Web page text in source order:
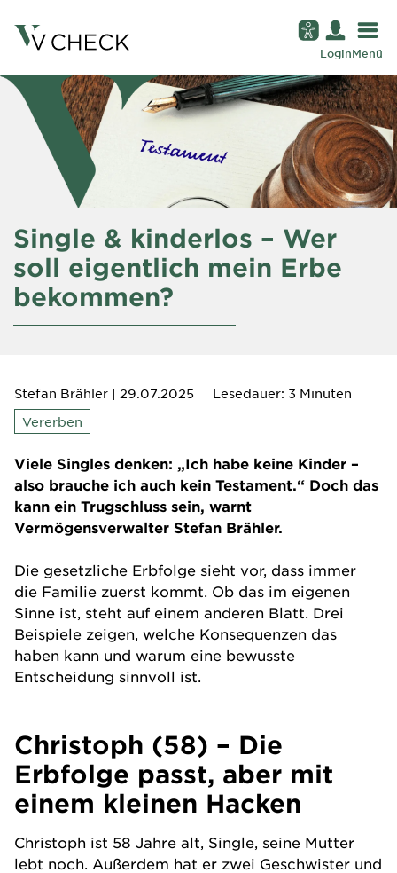
LoginMenü
Single & kinderlos – Wer
soll eigentlich mein Erbe
bekommen?
Stefan Brähler | 29.07.2025
Lesedauer: 3 Minuten
Vererben
Viele Singles denken: „Ich habe keine Kinder –
also brauche ich auch kein Testament.“ Doch das
kann ein Trugschluss sein, warnt
Vermögensverwalter Stefan Brähler.
Die gesetzliche Erbfolge sieht vor, dass immer
die Familie zuerst kommt. Ob das im eigenen
Sinne ist, steht auf einem anderen Blatt. Drei
Beispiele zeigen, welche Konsequenzen das
haben kann und warum eine bewusste
Entscheidung sinnvoll ist.
Christoph (58) – Die
Erbfolge passt, aber mit
einem kleinen Hacken
Christoph ist 58 Jahre alt, Single, seine Mutter
lebt noch. Außerdem hat er zwei Geschwister und